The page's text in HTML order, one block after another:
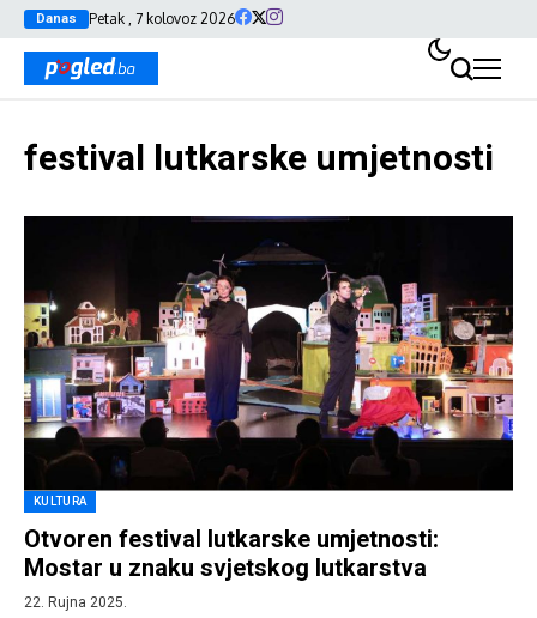
Danas Petak , 7 kolovoz 2026
festival lutkarske umjetnosti
KULTURA
Otvoren festival lutkarske umjetnosti:
Mostar u znaku svjetskog lutkarstva
22. Rujna 2025.